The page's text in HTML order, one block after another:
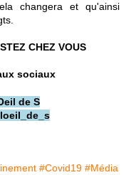
changera et qu'ainsi
CHEZ VOUS
sociaux
de S
#Covid19 #Média